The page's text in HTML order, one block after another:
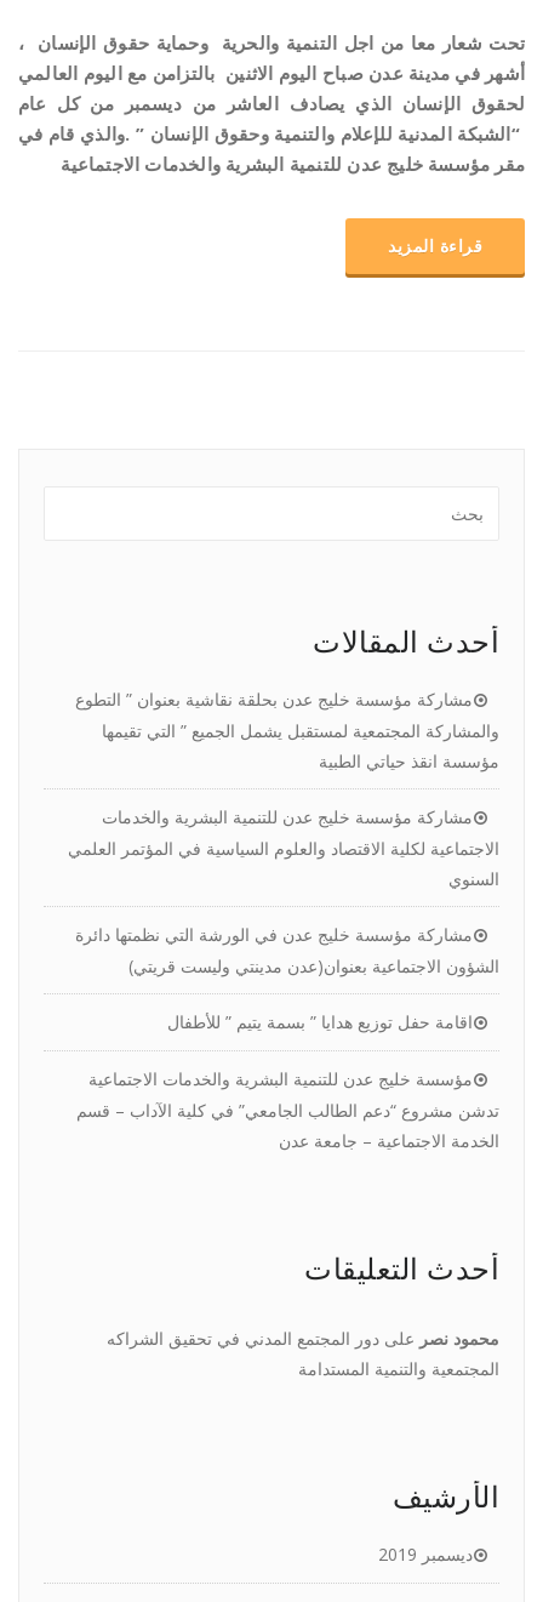
تحت شعار معا من اجل التنمية والحرية وحماية حقوق الإنسان ،
أشهر في مدينة عدن صباح اليوم الاثنين بالتزامن مع اليوم العالمي
لحقوق الإنسان الذي يصادف العاشر من ديسمبر من كل عام
“الشبكة المدنية للإعلام والتنمية وحقوق الإنسان ” .والذي قام في
مقر مؤسسة خليج عدن للتنمية البشرية والخدمات الاجتماعية
قراءة المزيد
أحدث المقالات
مشاركة مؤسسة خليج عدن بحلقة نقاشية بعنوان ” التطوع
والمشاركة المجتمعية لمستقبل يشمل الجميع ” التي تقيمها
مؤسسة انقذ حياتي الطبية
مشاركة مؤسسة خليج عدن للتنمية البشرية والخدمات
الاجتماعية لكلية الاقتصاد والعلوم السياسية في المؤتمر العلمي
السنوي
مشاركة مؤسسة خليج عدن في الورشة التي نظمتها دائرة
الشؤون الاجتماعية بعنوان(عدن مدينتي وليست قريتي)
اقامة حفل توزيع هدايا ” بسمة يتيم ” للأطفال
مؤسسة خليج عدن للتنمية البشرية والخدمات الاجتماعية
تدشن مشروع “دعم الطالب الجامعي” في كلية الآداب – قسم
الخدمة الاجتماعية – جامعة عدن
أحدث التعليقات
محمود نصر على دور المجتمع المدني في تحقيق الشراكه
المجتمعية والتنمية المستدامة
الأرشيف
ديسمبر 2019